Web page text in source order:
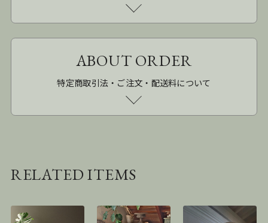
ABOUT ORDER
特定商取引法・ご注文・配送料について
RELATED ITEMS